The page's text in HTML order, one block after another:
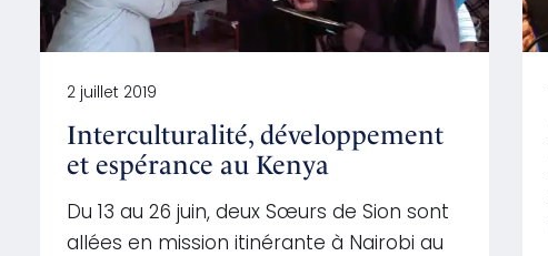
2 juillet 2019
Interculturalité, développement
et espérance au Kenya
Du 13 au 26 juin, deux Sœurs de Sion sont
allées en mission itinérante à Nairobi au